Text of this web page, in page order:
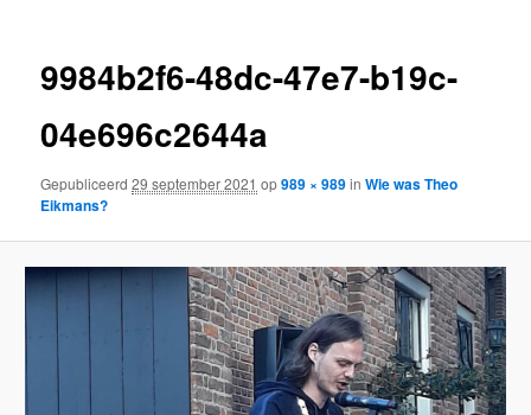
9984b2f6-48dc-47e7-b19c-
04e696c2644a
Gepubliceerd29 september 2021 op989 × 989inWie was Theo
Eikmans?